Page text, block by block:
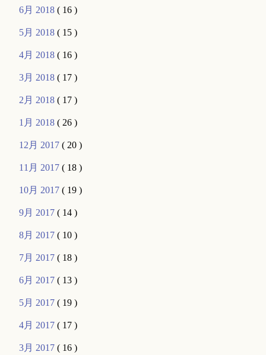
6月 2018( 16 )
5月 2018( 15 )
4月 2018( 16 )
3月 2018( 17 )
2月 2018( 17 )
1月 2018( 26 )
12月 2017( 20 )
11月 2017( 18 )
10月 2017( 19 )
9月 2017( 14 )
8月 2017( 10 )
7月 2017( 18 )
6月 2017( 13 )
5月 2017( 19 )
4月 2017( 17 )
3月 2017( 16 )